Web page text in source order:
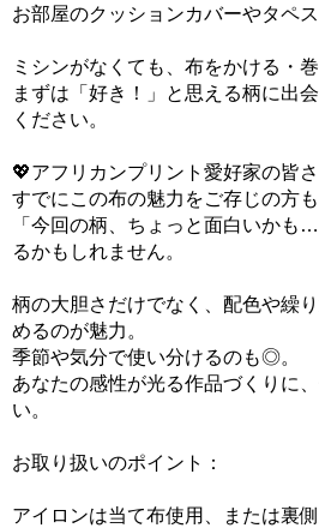
お部屋のクッションカバーやタペ
ミシンがなくても、布をかける・
まずは「好き！」と思える柄に出
ください。
💖アフリカンプリント愛好家の皆
すでにこの布の魅力をご存じの方も
「今回の柄、ちょっと面白いかも
るかもしれません。
柄の大胆さだけでなく、配色や繰
めるのが魅力。
季節や気分で使い分けるのも◎。
あなたの感性が光る作品づくりに
い。
お取り扱いのポイント：
アイロンは当て布使用、または裏